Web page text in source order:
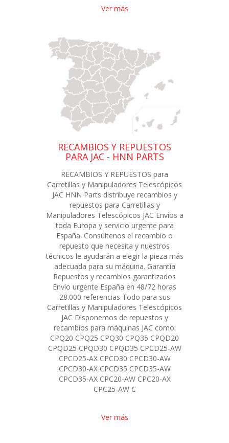
Ver más
RECAMBIOS Y REPUESTOS
PARA JAC - HNN PARTS
RECAMBIOS Y REPUESTOS para
Carretillas y Manipuladores Telescópicos
JAC HNN Parts distribuye recambios y
repuestos para Carretillas y
Manipuladores Telescópicos JAC Envíos a
toda Europa y servicio urgente para
España. Consúltenos el recambio o
repuesto que necesita y nuestros
técnicos le ayudarán a elegir la pieza más
adecuada para su máquina. Garantía
Repuestos y recambios garantizados
Envío urgente España en 48/72 horas
28.000 referencias Todo para sus
Carretillas y Manipuladores Telescópicos
JAC Disponemos de repuestos y
recambios para máquinas JAC como:
CPQ20 CPQ25 CPQ30 CPQ35 CPQD20
CPQD25 CPQD30 CPQD35 CPCD25-AW
CPCD25-AX CPCD30 CPCD30-AW
CPCD30-AX CPCD35 CPCD35-AW
CPCD35-AX CPC20-AW CPC20-AX
CPC25-AW C
Ver más